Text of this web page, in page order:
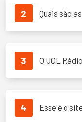
2 Quais são
3 O UOL
4 Esse é o